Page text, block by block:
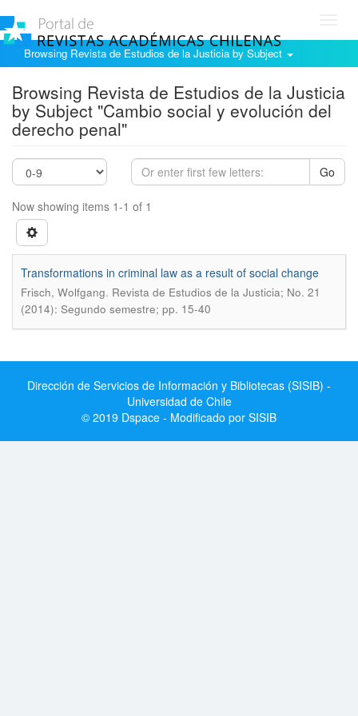
Browsing Revista de Estudios de la Justicia by Subject
Browsing Revista de Estudios de la Justicia
by Subject "Cambio social y evolución del
derecho penal"
Go
Now showing items 1-1 of 1
Transformations in criminal law as a result of social change
Frisch, Wolfgang. Revista de Estudios de la Justicia; No. 21
(2014): Segundo semestre; pp. 15-40
Dirección de Servicios de Información y Bibliotecas (SISIB) -
Universidad de Chile
© 2019 Dspace - Modificado por SISIB